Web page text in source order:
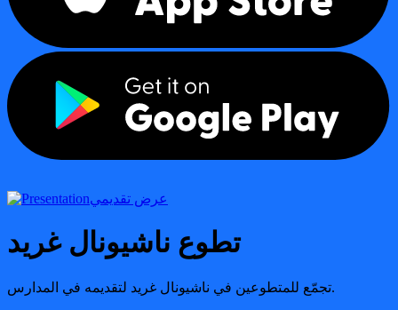
عرض تقديمي
تطوع ناشيونال غريد
تجمّع للمتطوعين في ناشيونال غريد لتقديمه في المدارس.